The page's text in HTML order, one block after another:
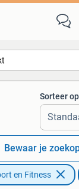
Alle afstanden…
Sorteer op
Bewaar je
en Fitness